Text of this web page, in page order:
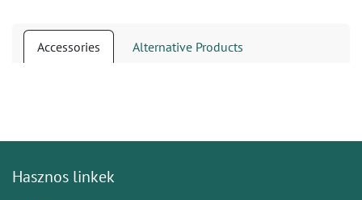
Accessories Alternative Products
Hasznos linkek